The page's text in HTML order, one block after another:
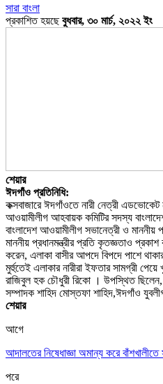
সারা বাংলা
প্রকাশিত হয়ছেবুধবার, ৩০ মার্চ, ২০২২ ইং
শেয়ার
ঈদগাঁও প্রতিনিধি:
কক্সবাজারে ঈদগাঁওতে নারী নেত্রী
আওয়ামীলীগ আহবায়ক কমিটির সদস্য
বাংলাদেশ আওয়ামীলীগ সভানেত্রী ও মাননীয়
মাননীয় প্রধানমন্ত্রীর প্রতি কৃতজ্ঞতাও
করেন, এলাকা বাসীর আপদে বিপদে পাশে
মুর্হুতেই এলাকার নারীরা ইফতার সামগ্রী
রাজিবুল হক চৌধুরী রিকো । উপস্থিত
সম্পাদক শাহিদ মোস্তফা শাহিদ,ঈদগাঁও
শেয়ার
আগে
আদালতের নিষেধাজ্ঞা অমান্য করে
পরে